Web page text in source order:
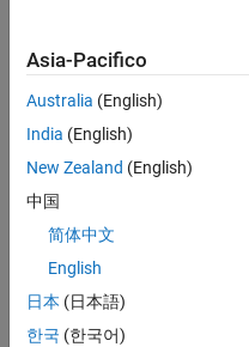
Better Christmas Tree
on 21 Oct 2021
Asia-Pacifico
Australia (English)
India (English)
New Zealand (English)
中国
简体中文
English
日本 (日本語)
한국 (한국어)